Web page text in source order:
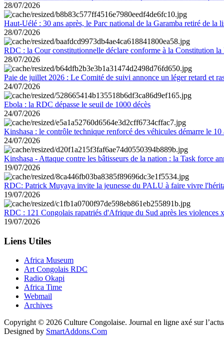
28/07/2026
Haut-Uélé : 30 ans après, le Parc national de la Garamba retiré de la
28/07/2026
RDC : la Cour constitutionnelle déclare conforme à la Constitution la
28/07/2026
Paie de juillet 2026 : Le Comité de suivi annonce un léger retard et
24/07/2026
Ebola : la RDC dépasse le seuil de 1000 décès
24/07/2026
Kinshasa : le contrôle technique renforcé des véhicules démarre le 10
24/07/2026
Kinshasa - Attaque contre les bâtisseurs de la nation : la Task force
19/07/2026
RDC: Patrick Muyaya invite la jeunesse du PALU à faire vivre
19/07/2026
RDC : 121 Congolais rapatriés d'Afrique du Sud après les violences
19/07/2026
Liens Utiles
Africa Museum
Art Congolais RDC
Radio Okapi
Africa Time
Webmail
Archives
Copyright © 2026 Culture Congolaise. Journal en ligne axé sur
Designed by SmartAddons.Com